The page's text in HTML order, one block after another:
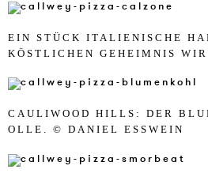
EIN STÜCK ITA­LI­EN­I­SCHE
KÖST­LICHEN GE­HEIM­NIS
CAU­LI­WOOD HILLS: DER
OL­LE. © DA­NI­EL ESSWEIN